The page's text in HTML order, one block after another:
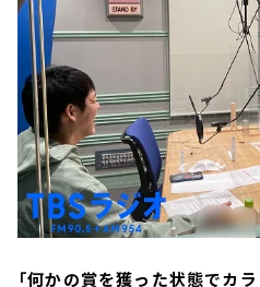
「何かの賞を獲った状態でカ